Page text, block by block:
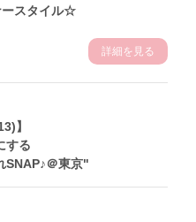
ースタイル☆
詳細を見る
】
する
SNAP♪＠東京"